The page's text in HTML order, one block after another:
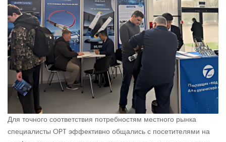
Для точного соответствия потребностям местного рынка
специалисты OPT эффективно общались с посетителями на